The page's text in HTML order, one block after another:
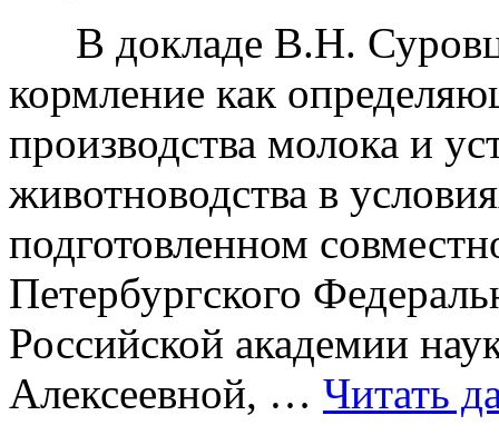
В докладе В.Н.
кормление как
производства молока и
животноводства в
подготовленном
Петербургского
Российской академии
Алексеевной, … Читать